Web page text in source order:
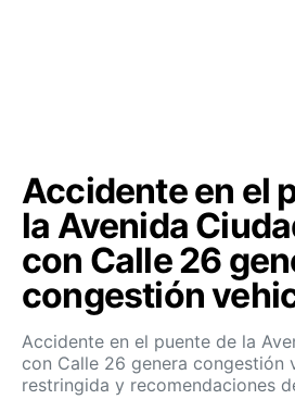
Accidente en el
la Avenida
con Calle 26
congestión
Accidente en el puente de la
con Calle 26 genera congestión
restringida y recomendaciones